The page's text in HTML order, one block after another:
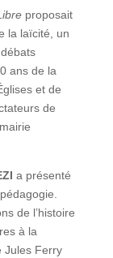
proposait
la laïcité, un
ans de la
et de
de
a présenté
de l’histoire
à la
Jules Ferry